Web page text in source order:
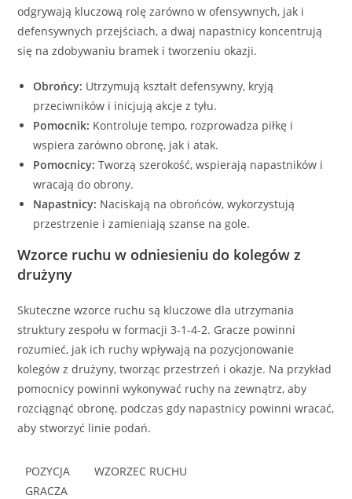
odgrywają kluczową rolę zarówno w ofensywnych, jak i
defensywnych przejściach, a dwaj napastnicy koncentrują
się na zdobywaniu bramek i tworzeniu okazji.
Obrońcy: Utrzymują kształt defensywny, kryją
przeciwników i inicjują akcje z tyłu.
Pomocnik: Kontroluje tempo, rozprowadza piłkę i
wspiera zarówno obronę, jak i atak.
Pomocnicy: Tworzą szerokość, wspierają napastników i
wracają do obrony.
Napastnicy: Naciskają na obrońców, wykorzystują
przestrzenie i zamieniają szanse na gole.
Wzorce ruchu w odniesieniu do kolegów z
drużyny
Skuteczne wzorce ruchu są kluczowe dla utrzymania
struktury zespołu w formacji 3-1-4-2. Gracze powinni
rozumieć, jak ich ruchy wpływają na pozycjonowanie
kolegów z drużyny, tworząc przestrzeń i okazje. Na przykład
pomocnicy powinni wykonywać ruchy na zewnątrz, aby
rozciągnąć obronę, podczas gdy napastnicy powinni wracać,
aby stworzyć linie podań.
POZYCJA
GRACZA
WZORZEC RUCHU